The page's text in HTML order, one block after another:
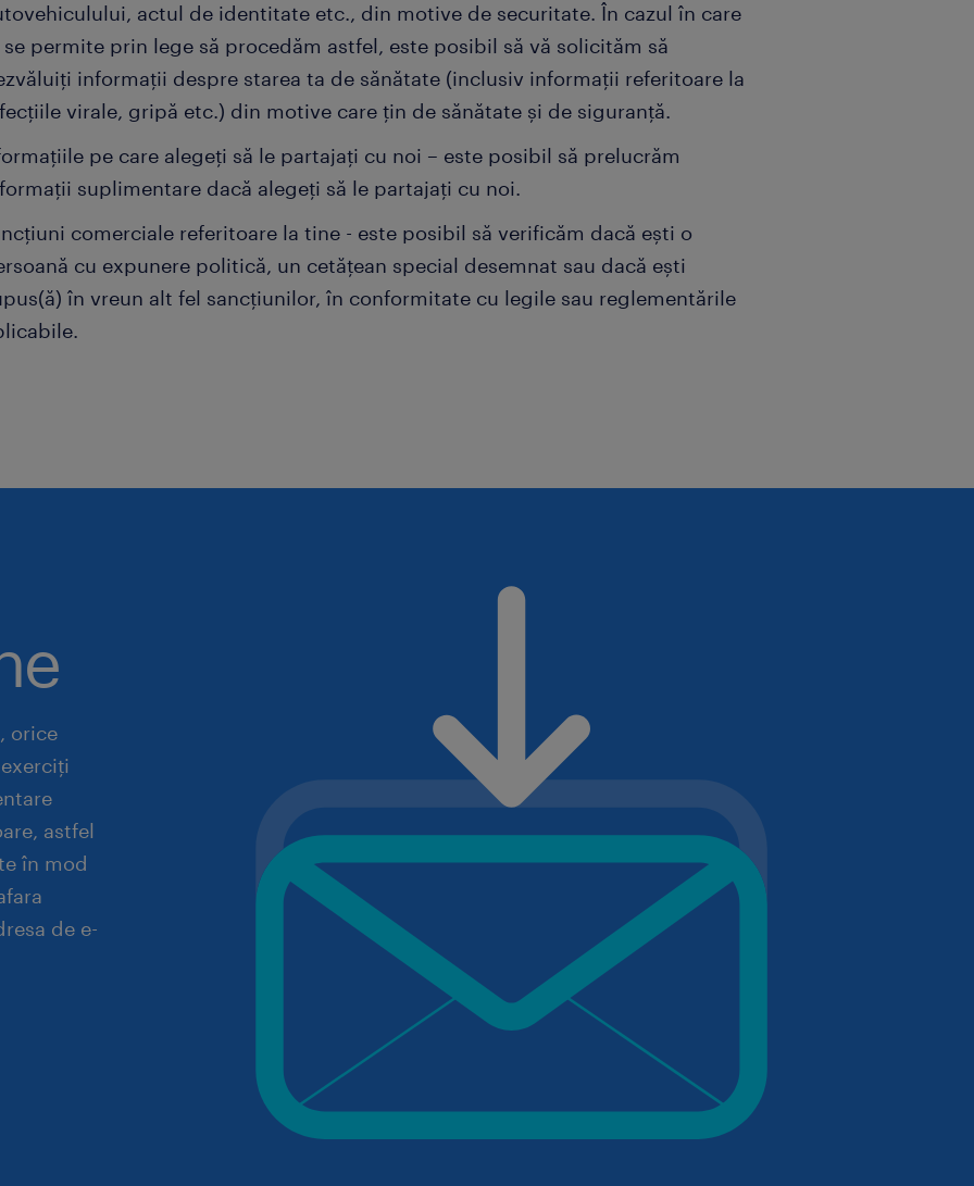
actul de identitate etc., din motive de securitate. În cazul în care
se permite prin lege să procedăm astfel, este posibil să vă solicităm să
informații despre starea ta de sănătate (inclusiv informații referitoare la
virale, gripă etc.) din motive care țin de sănătate și de siguranță.
pe care alegeți să le partajați cu noi – este posibil să prelucrăm
suplimentare dacă alegeți să le partajați cu noi.
comerciale referitoare la tine - este posibil să verificăm dacă ești o
cu expunere politică, un cetățean special desemnat sau dacă ești
în vreun alt fel sancțiunilor, în conformitate cu legile sau reglementările
orice
astfel
în mod
de e-